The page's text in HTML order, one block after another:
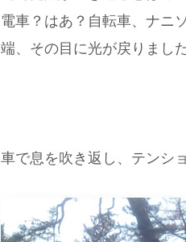
電車？はあ？自転車、ナニ
端、その目に光が戻りまし
車で息を吹き返し、テンシ